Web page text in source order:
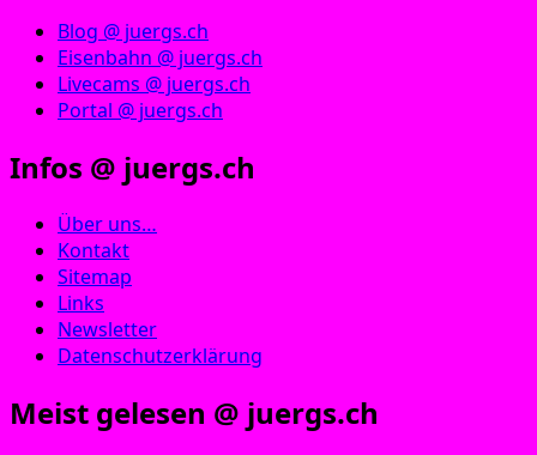
Blog @ juergs.ch
Eisenbahn @ juergs.ch
Livecams @ juergs.ch
Portal @ juergs.ch
Infos @ juergs.ch
Über uns…
Kontakt
Sitemap
Links
Newsletter
Datenschutzerklärung
Meist gelesen @ juergs.ch